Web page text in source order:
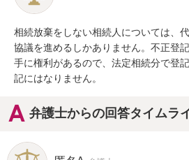
相続放棄をしない相続人については、
協議を進めるしかありません。不正登
手に権利があるので、法定相続分で登
記にはなりません。
弁護士からの回答タイムラ